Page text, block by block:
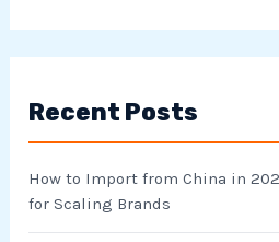
c
o
Recent Posts
How to Import from China in
for Scaling Brands